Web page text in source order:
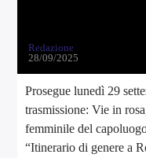
Redazione
28/09/2025
Prosegue lunedì 29
trasmissione: Vie in
femminile del
“Itinerario di genere a